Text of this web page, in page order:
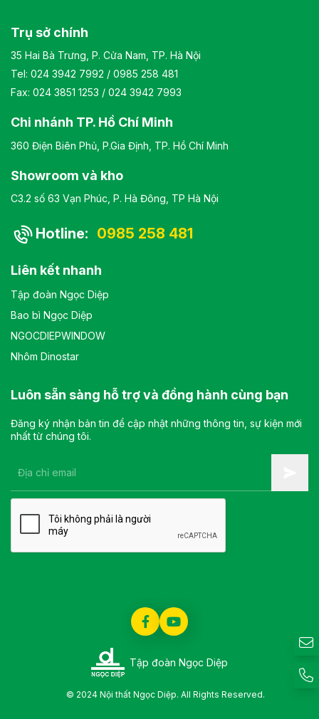
Trụ sở chính
35 Hai Bà Trưng, P. Cửa Nam, TP. Hà Nội
Tel: 024 3942 7992 / 0985 258 481
Fax: 024 3851 1253 / 024 3942 7993
Chi nhánh TP. Hồ Chí Minh
360 Điện Biên Phủ, P.Gia Định, TP. Hồ Chí Minh
Showroom và kho
C3.2 số 63 Vạn Phúc, P. Hà Đông, TP Hà Nội
Hotline: 0985 258 481
Liên kết nhanh
Tập đoàn Ngọc Diệp
Bao bì Ngọc Diệp
NGOCDIEPWINDOW
Nhôm Dinostar
Luôn sẵn sàng hỗ trợ và đồng hành cùng bạn
Đăng ký nhận bản tin để cập nhật những thông tin, sự kiện mới
nhất từ chúng tôi.
Tập đoàn Ngọc Diệp
© 2024 Nội thất Ngọc Diệp. All Rights Reserved.